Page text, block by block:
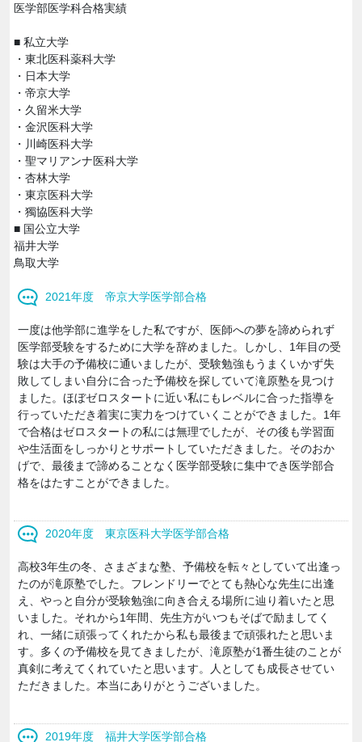
医学部医学科合格実績
■ 私立大学
・東北医科薬科大学
・日本大学
・帝京大学
・久留米大学
・金沢医科大学
・川崎医科大学
・聖マリアンナ医科大学
・杏林大学
・東京医科大学
・獨協医科大学
■ 国公立大学
福井大学
鳥取大学
2021年度 帝京大学医学部合格
一度は他学部に進学をした私ですが、医師への夢を諦められず
医学部受験をするために大学を辞めました。しかし、1年目の受
験は大手の予備校に通いましたが、受験勉強もうまくいかず失
敗してしまい自分に合った予備校を探していて滝原塾を見つけ
ました。ほぼゼロスタートに近い私にもレベルに合った指導を
行っていただき着実に実力をつけていくことができました。1年
で合格はゼロスタートの私には無理でしたが、その後も学習面
や生活面をしっかりとサポートしていただきました。そのおか
げで、最後まで諦めることなく医学部受験に集中でき医学部合
格をはたすことができました。
2020年度 東京医科大学医学部合格
高校3年生の冬、さまざまな塾、予備校を転々としていて出逢っ
たのが滝原塾でした。フレンドリーでとても熱心な先生に出逢
え、やっと自分が受験勉強に向き合える場所に辿り着いたと思
いました。それから1年間、先生方がいつもそばで励ましてく
れ、一緒に頑張ってくれたから私も最後まで頑張れたと思いま
す。多くの予備校を見てきましたが、滝原塾が1番生徒のことが
真剣に考えてくれていたと思います。人としても成長させてい
ただきました。本当にありがとうございました。
2019年度 福井大学医学部合格